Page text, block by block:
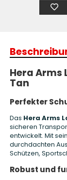
Hera Arms
Tan
Perfekter
Das Hera Arms
sicheren
entwickelt. Mit
durchdachten
Schützen,
Robust und